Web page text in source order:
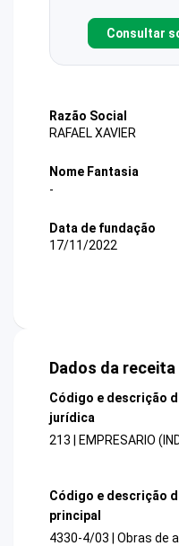
Consultar
Razão Social
RAFAEL XAVIER
Nome Fantasia
-
Data de fundação
17/11/2022
Dados da receita
Código e descrição
jurídica
213 | EMPRESARIO
Código e descrição
principal
4330-4/03 | Obras de